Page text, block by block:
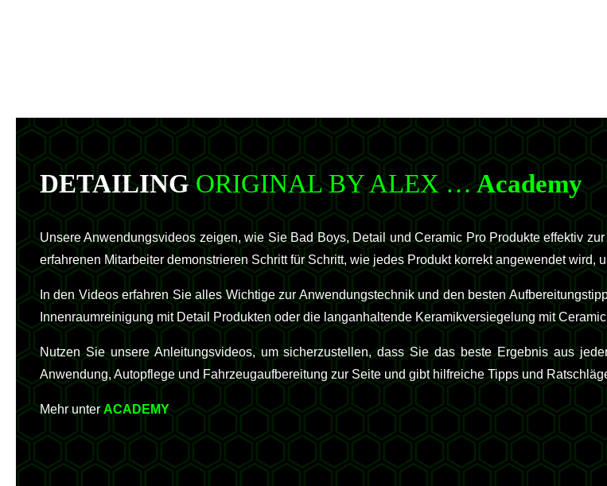
DETAILING ORIGINAL BY ALEX …Academy
Unsere Anwendungsvideos zeigen, wie Sie Bad Boys, Detail und Ceramic Pro Produkte effektiv
erfahrenen Mitarbeiter demonstrieren Schritt für Schritt, wie jedes Produkt korrekt angewendet wird,
In den Videos erfahren Sie alles Wichtige zur Anwendungstechnik und den besten
Innenraumreinigung mit Detail Produkten oder die langanhaltende Keramikversiegelung mit
Nutzen Sie unsere Anleitungsvideos, um sicherzustellen, dass Sie das beste Ergebnis aus
Anwendung, Autopflege und Fahrzeugaufbereitung zur Seite und gibt hilfreiche Tipps und
Mehr unterACADEMY